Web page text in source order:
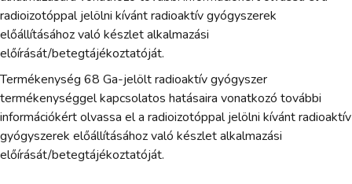
radioizotóppal jelölni kívánt radioaktív gyógyszerek
előállításához való készlet alkalmazási
előírását/betegtájékoztatóját.
Termékenység 68 Ga-jelölt radioaktív gyógyszer
termékenységgel kapcsolatos hatásaira vonatkozó további
információkért olvassa el a radioizotóppal jelölni kívánt radioaktív
gyógyszerek előállításához való készlet alkalmazási
előírását/betegtájékoztatóját.